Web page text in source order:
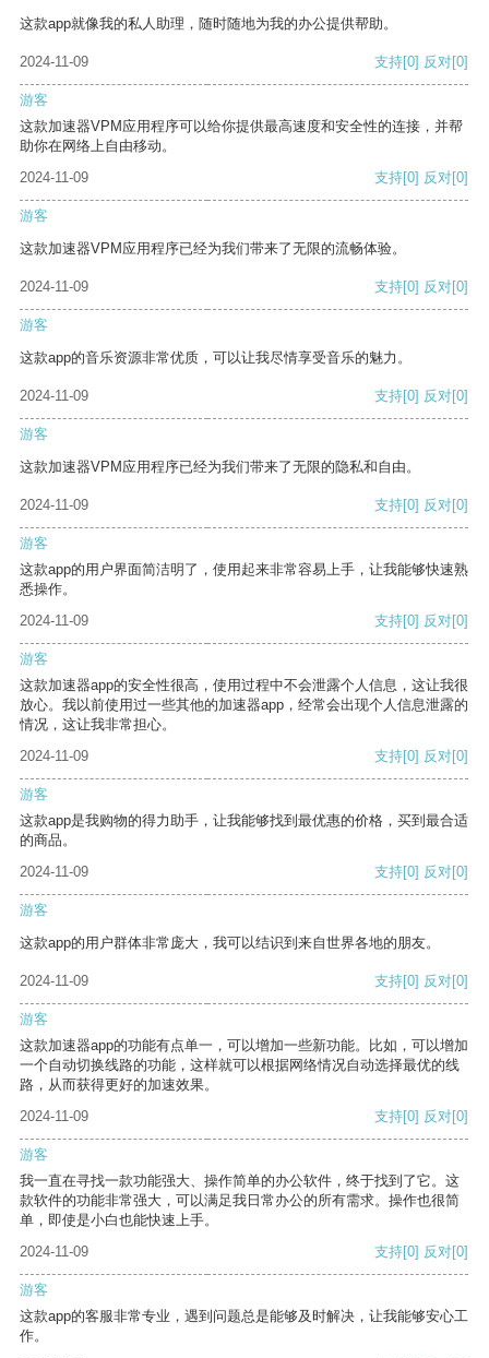
这款app就像我的私人助理，随时随地为我的办公提供帮助。
2024-11-09 支持[0] 反对[0]
游客
这款加速器VPM应用程序可以给你提供最高速度和安全性的连接，并帮
助你在网络上自由移动。
2024-11-09
支持[0] 反对[0]
游客
这款加速器VPM应用程序已经为我们带来了无限的流畅体验。
2024-11-09 支持[0] 反对[0]
游客
这款app的音乐资源非常优质，可以让我尽情享受音乐的魅力。
2024-11-09 支持[0] 反对[0]
游客
这款加速器VPM应用程序已经为我们带来了无限的隐私和自由。
2024-11-09 支持[0] 反对[0]
游客
这款app的用户界面简洁明了，使用起来非常容易上手，让我能够快速熟
悉操作。
2024-11-09
支持[0] 反对[0]
游客
这款加速器app的安全性很高，使用过程中不会泄露个人信息，这让我很
放心。我以前使用过一些其他的加速器app，经常会出现个人信息泄露的
情况，这让我非常担心。
2024-11-09
支持[0] 反对[0]
游客
这款app是我购物的得力助手，让我能够找到最优惠的价格，买到最合适
的商品。
2024-11-09
支持[0] 反对[0]
游客
这款app的用户群体非常庞大，我可以结识到来自世界各地的朋友。
2024-11-09 支持[0] 反对[0]
游客
这款加速器app的功能有点单一，可以增加一些新功能。比如，可以增加
一个自动切换线路的功能，这样就可以根据网络情况自动选择最优的线
路，从而获得更好的加速效果。
2024-11-09
支持[0] 反对[0]
游客
我一直在寻找一款功能强大、操作简单的办公软件，终于找到了它。这
款软件的功能非常强大，可以满足我日常办公的所有需求。操作也很简
单，即使是小白也能快速上手。
2024-11-09
支持[0] 反对[0]
游客
这款app的客服非常专业，遇到问题总是能够及时解决，让我能够安心工
作。